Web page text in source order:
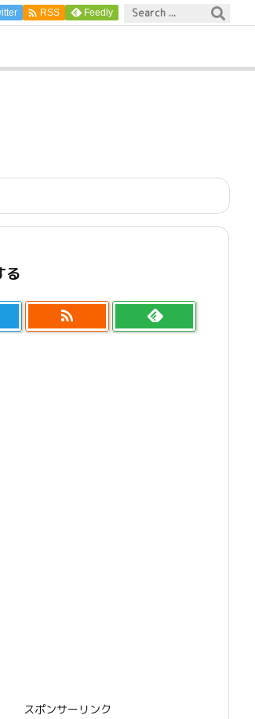
 RSS Feedly
る

スポンサーリンク